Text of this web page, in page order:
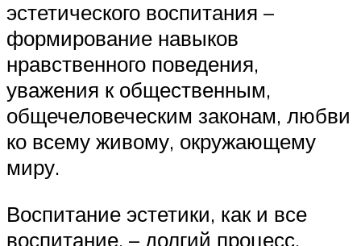
эстетического воспитания –
формирование навыков
нравственного поведения,
уважения к общественным,
общечеловеческим законам, любви
ко всему живому, окружающему
миру.
Воспитание эстетики, как и все
воспитание, – долгий процесс.